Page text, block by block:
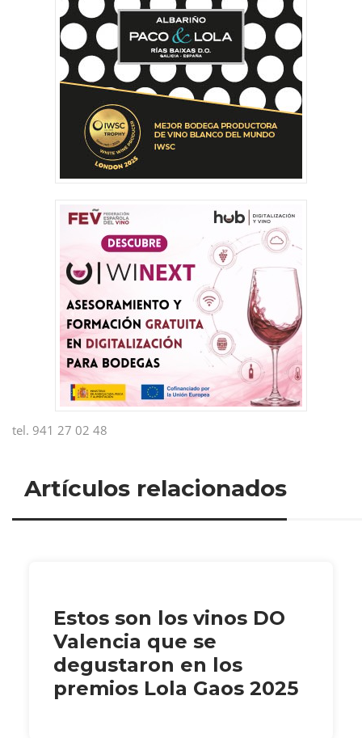
tel. 941 27 02 48
Artículos relacionados
Estos son los vinos DO
Valencia que se
degustaron en los
premios Lola Gaos 2025